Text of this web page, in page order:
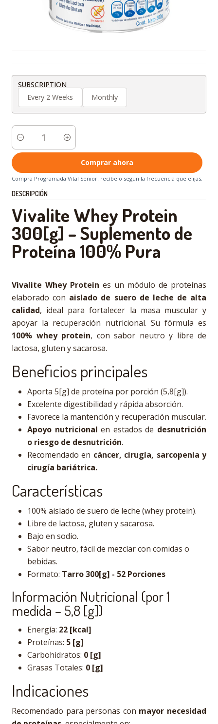
SUBSCRIPTION
Every 2 Weeks
Monthly
Cantidad
Comprar ahora
Compra Programada Vital Senior: recíbelo según la frecuencia que elijas.
DESCRIPCIÓN
Vivalite Whey Protein
300[g] – Suplemento de
Proteína 100% Pura
Vivalite Whey Protein es un módulo de proteínas
elaborado con aislado de suero de leche de alta
calidad, ideal para fortalecer la masa muscular y
apoyar la recuperación nutricional. Su fórmula es
100% whey protein, con sabor neutro y libre de
lactosa, gluten y sacarosa.
Beneficios principales
Aporta 5[g] de proteína por porción (5,8[g]).
Excelente digestibilidad y rápida absorción.
Favorece la mantención y recuperación muscular.
Apoyo nutricional en estados de desnutrición
o riesgo de desnutrición.
Recomendado en cáncer, cirugía, sarcopenia y
cirugía bariátrica.
Características
100% aislado de suero de leche (whey protein).
Libre de lactosa, gluten y sacarosa.
Bajo en sodio.
Sabor neutro, fácil de mezclar con comidas o
bebidas.
Formato: Tarro 300[g] - 52 Porciones
Información Nutricional (por 1
medida – 5,8 [g])
Energía: 22 [kcal]
Proteínas: 5 [g]
Carbohidratos: 0 [g]
Grasas Totales: 0 [g]
Indicaciones
Recomendado para personas con mayor necesidad